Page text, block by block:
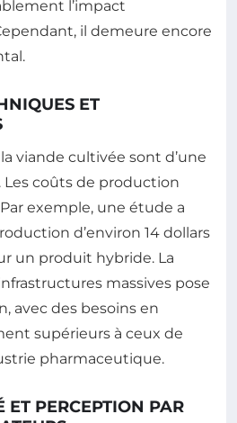
l’impact
il demeure encore
ET
viande cultivée sont d’une
coûts de production
exemple, une étude a
d’environ 14 dollars
un produit hybride. La
massives pose
avec des besoins en
supérieurs à ceux de
pharmaceutique.
ET PERCEPTION PAR